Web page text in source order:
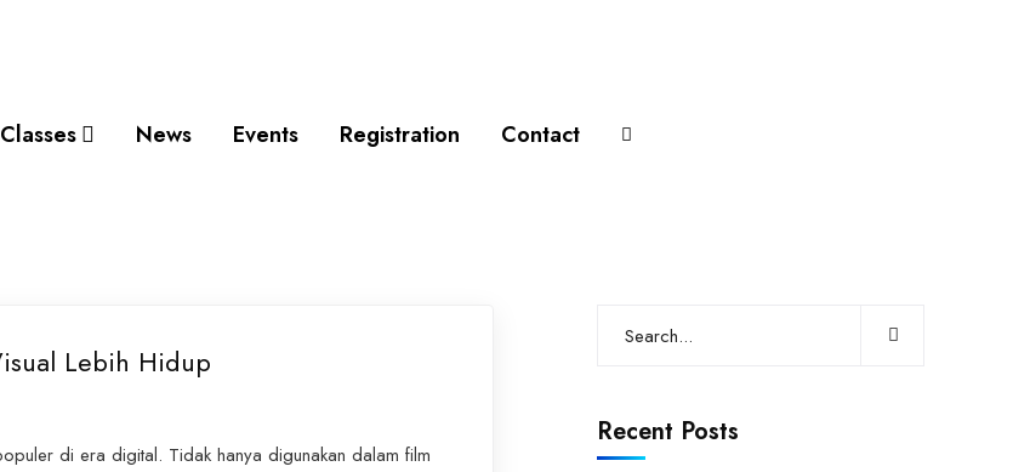
News Events Registration Contact
Lebih Hidup
di era digital. Tidak hanya digunakan dalam film
Recent Posts